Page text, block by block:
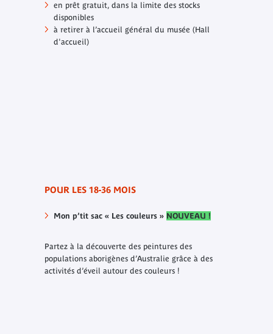
en prêt gratuit, dans la limite des stocks
disponibles
à retirer à l’accueil général du musée (Hall
d'accueil)
POUR LES 18-36 MOIS
Mon p’tit sac « Les couleurs » NOUVEAU !
Partez à la découverte des peintures des
populations aborigènes d’Australie grâce à des
activités d’éveil autour des couleurs !